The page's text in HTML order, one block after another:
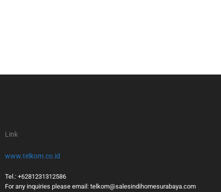
Link
www.telkom.co.id
Tel.: +6281231312586
For any inquiries please email: telkom@salesindihomesurabaya.com​